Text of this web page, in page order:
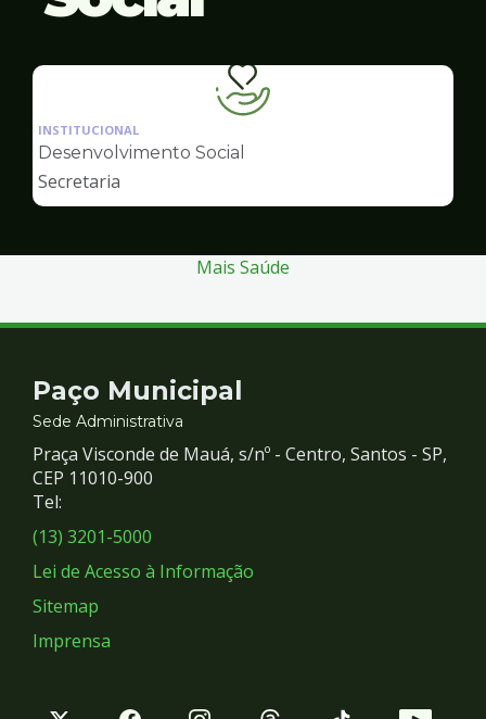
Ilustração
da
pagina
INSTITUCIONAL
Desenvolvimento Social
Secretaria
Mais Saúde
Contato
e
Redes
Sociais
Paço Municipal
Sede Administrativa
Praça Visconde de Mauá, s/nº - Centro, Santos - SP,
CEP 11010-900
Tel:
(13) 3201-5000
Lei de Acesso à Informação
Sitemap
Imprensa